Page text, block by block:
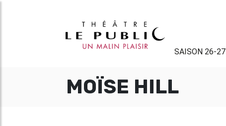
SAISON 26-27
MOÏSE HILL